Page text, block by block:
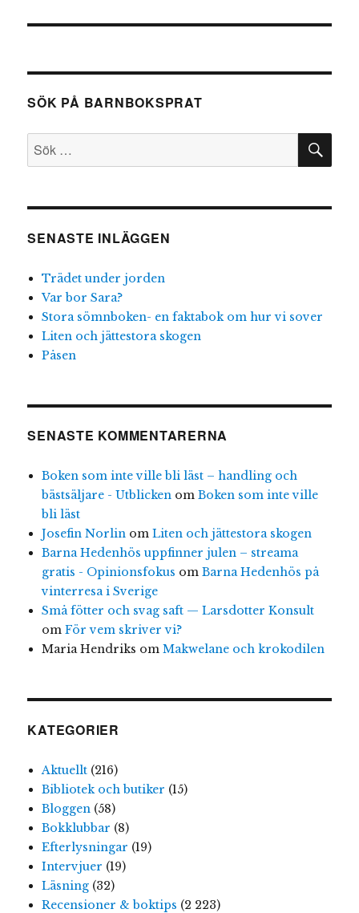
SÖK PÅ BARNBOKSPRAT
Sök
SENASTE INLÄGGEN
Trädet under jorden
Var bor Sara?
Stora sömnboken- en faktabok om hur vi sover
Liten och jättestora skogen
Påsen
SENASTE KOMMENTARERNA
Boken som inte ville bli läst – handling och
bästsäljare - Utblickenom Boken som inte ville
bli läst
Josefin Norlinom Liten och jättestora skogen
Barna Hedenhös uppfinner julen – streama
gratis - Opinionsfokus om Barna Hedenhös på
vinterresa i Sverige
Små fötter och svag saft — Larsdotter Konsult
om För vem skriver vi?
Maria Hendriks om Makwelane och krokodilen
KATEGORIER
Aktuellt(216)
Bibliotek och butiker (15)
Bloggen(58)
Bokklubbar (8)
Efterlysningar (19)
Intervjuer (19)
Läsning(32)
Recensioner & boktips (2 223)